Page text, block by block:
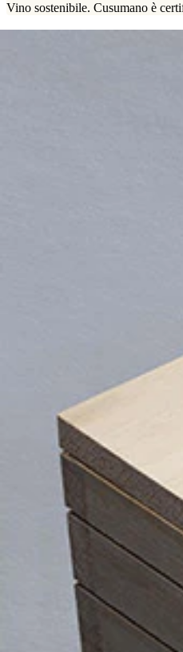
Vino sostenibile. Cusumano è